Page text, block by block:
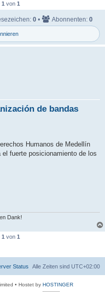
1 von 1
0 • Abonnenten: 0
de bandas
Humanos de Medellín
fuerte posicionamiento de los
Dank!
1 von 1
Alle Zeiten sind UTC+02:00
Status
• Hostet by HOSTINGER